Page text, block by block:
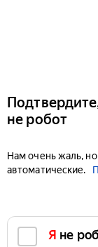
не робот
Нам очень жаль,
автоматические.
Я не